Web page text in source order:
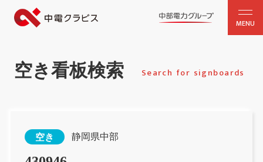
MENU
空き看板検索 Search for signboards
空き 静岡県中部